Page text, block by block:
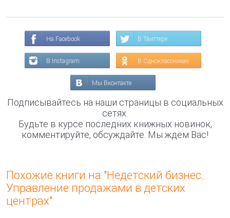
На Facebook В Твиттере
В Instagram В Одноклассниках
Мы Вконтакте
Подписывайтесь на наши страницы в социальных
сетях.
Будьте в курсе последних книжных новинок,
комментируйте, обсуждайте. Мы ждём Вас!
Похожие книги на "Недетский бизнес.
Управление продажами в детских
центрах"